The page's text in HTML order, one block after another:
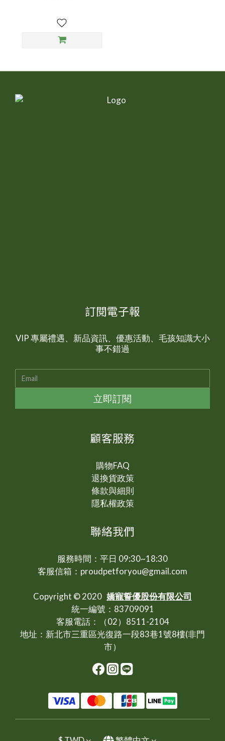
訂閱電子報
VIP 專屬禮遇、新品資訊、優惠活動、毛孩知識大小
事不錯過
立即訂閱
顧客服務
購物FAQ
退換貨政策
條款與細則
隱私權政策
聯絡我們
服務時間：平日 09:30~18:30
客服信箱：proudpetforyou@gmail.com
Copyright © 2020 嬌寵誓優股份有限公司
統一編號：83709091
客服電話：（02）8511-2104
地址：新北市三重區光復路一段83巷1號8樓(非門
市）